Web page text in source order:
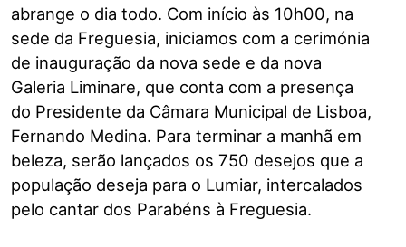
abrange o dia todo. Com início às 10h00, na
sede da Freguesia, iniciamos com a cerimónia
de inauguração da nova sede e da nova
Galeria Liminare, que conta com a presença
do Presidente da Câmara Municipal de Lisboa,
Fernando Medina. Para terminar a manhã em
beleza, serão lançados os 750 desejos que a
população deseja para o Lumiar, intercalados
pelo cantar dos Parabéns à Freguesia.